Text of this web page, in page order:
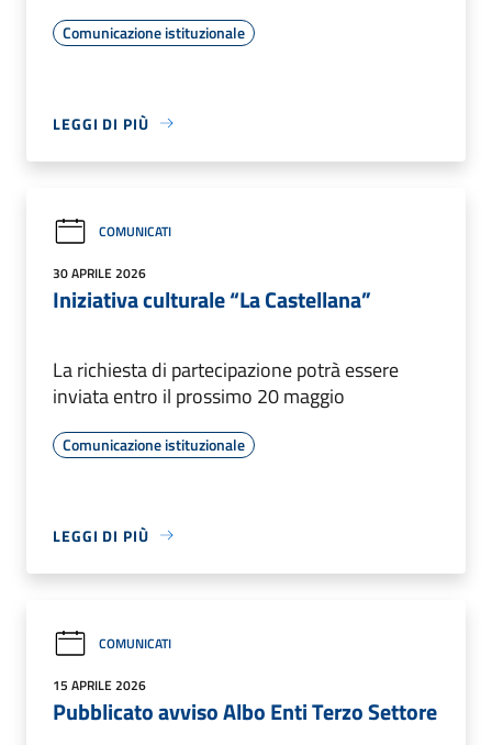
Comunicazione istituzionale
LEGGI DI PIÙ
COMUNICATI
30 APRILE 2026
Iniziativa culturale “La Castellana”
La richiesta di partecipazione potrà essere
inviata entro il prossimo 20 maggio
Comunicazione istituzionale
LEGGI DI PIÙ
COMUNICATI
15 APRILE 2026
Pubblicato avviso Albo Enti Terzo Settore